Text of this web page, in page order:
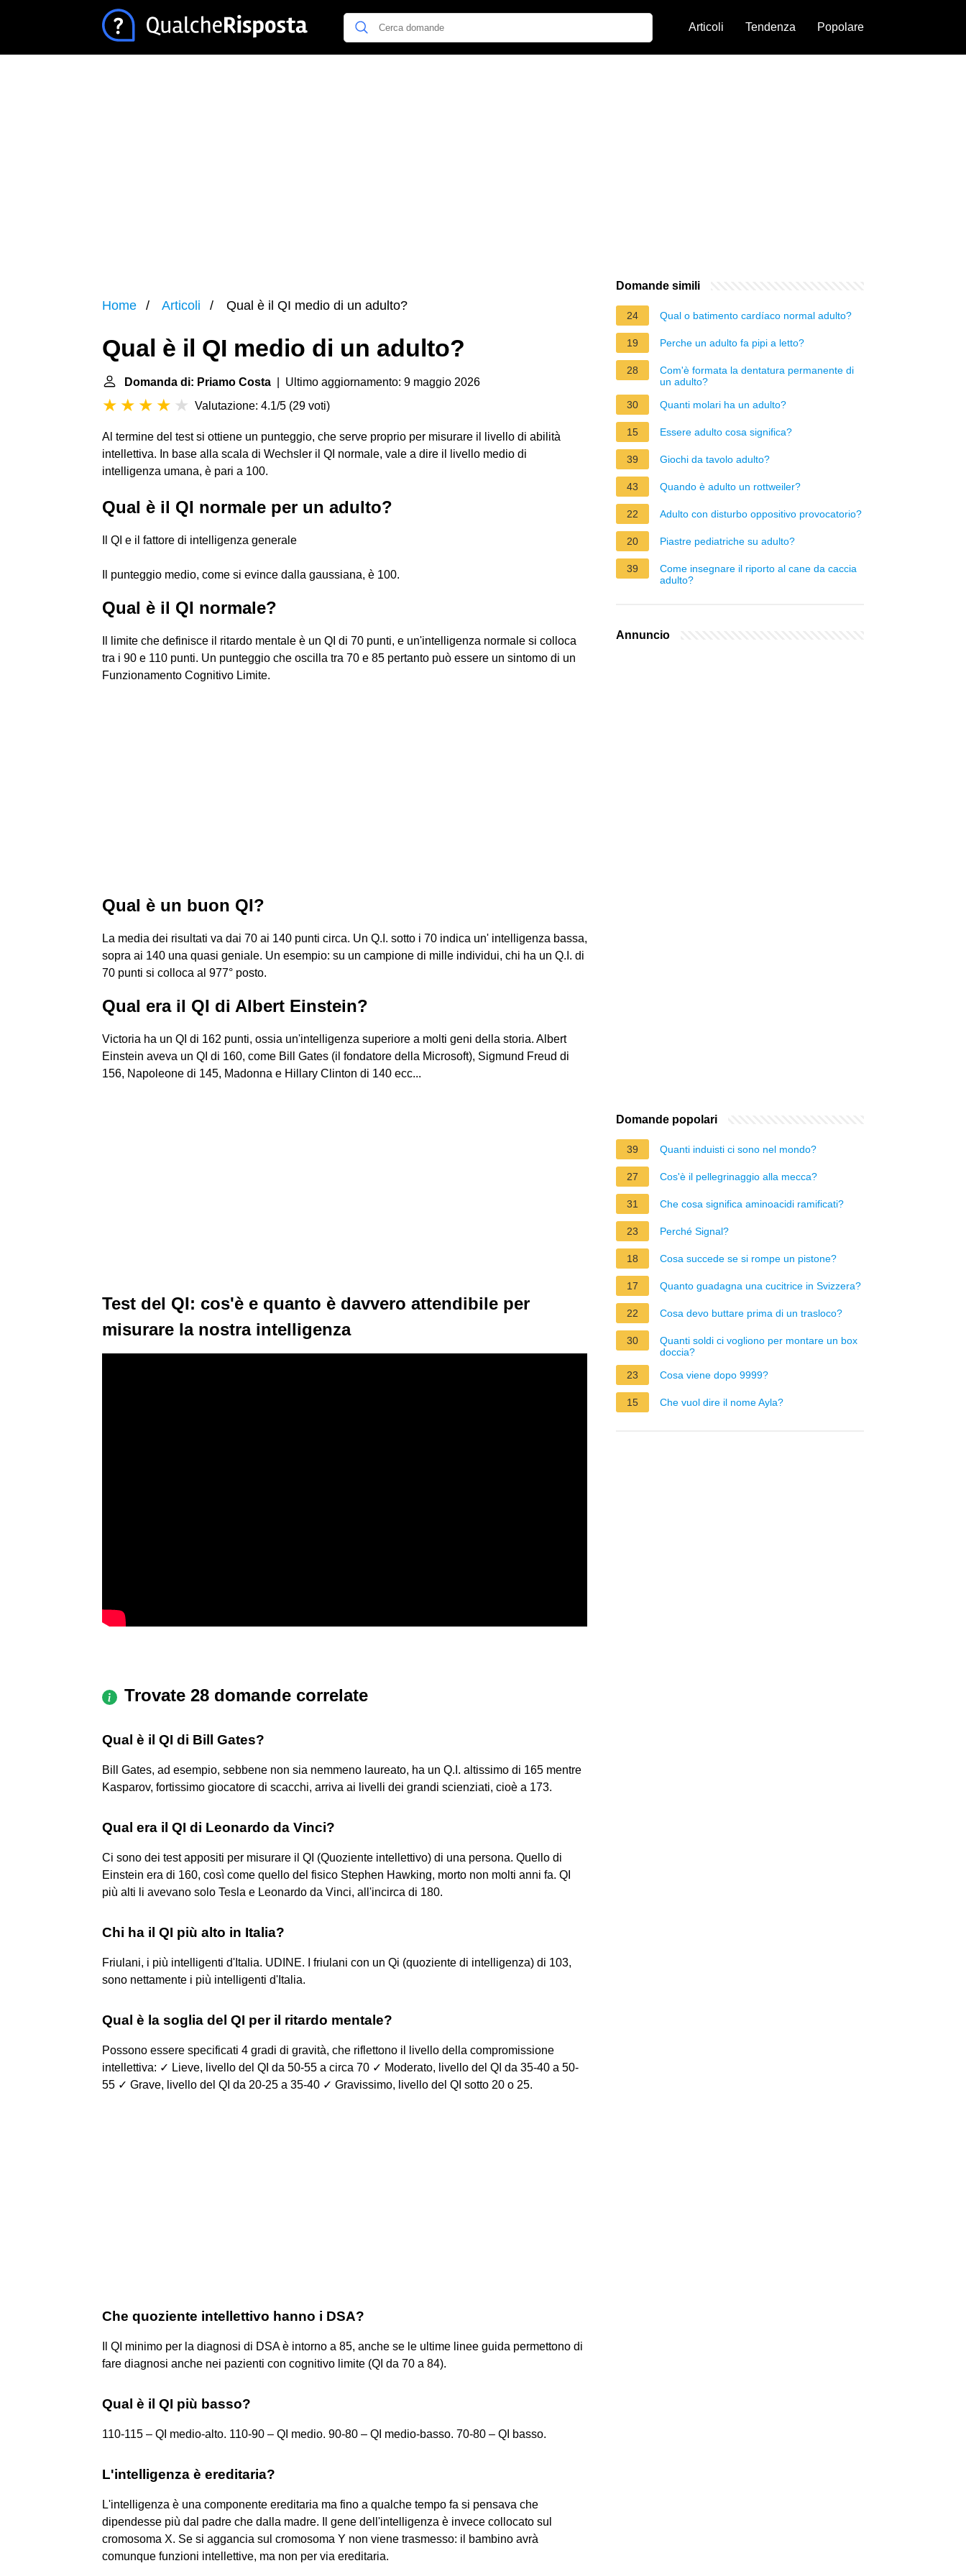
Articoli Tendenza Popolare
Home Articoli Qual è il QI medio di un adulto?
Qual è il QI medio di un adulto?
Domanda di: Priamo Costa | Ultimo aggiornamento: 9 maggio 2026
Valutazione: 4.1/5 (29 voti)
Al termine del test si ottiene un punteggio, che serve proprio per misurare il livello di abilità
intellettiva. In base alla scala di Wechsler il QI normale, vale a dire il livello medio di
intelligenza umana, è pari a 100.
Qual è il QI normale per un adulto?
Il QI e il fattore di intelligenza generale
Il punteggio medio, come si evince dalla gaussiana, è 100.
Qual è il QI normale?
Il limite che definisce il ritardo mentale è un QI di 70 punti, e un'intelligenza normale si colloca
tra i 90 e 110 punti. Un punteggio che oscilla tra 70 e 85 pertanto può essere un sintomo di un
Funzionamento Cognitivo Limite.
Qual è un buon QI?
La media dei risultati va dai 70 ai 140 punti circa. Un Q.I. sotto i 70 indica un' intelligenza bassa,
sopra ai 140 una quasi geniale. Un esempio: su un campione di mille individui, chi ha un Q.I. di
70 punti si colloca al 977° posto.
Qual era il QI di Albert Einstein?
Victoria ha un QI di 162 punti, ossia un'intelligenza superiore a molti geni della storia. Albert
Einstein aveva un QI di 160, come Bill Gates (il fondatore della Microsoft), Sigmund Freud di
156, Napoleone di 145, Madonna e Hillary Clinton di 140 ecc...
Test del QI: cos'è e quanto è davvero attendibile per
misurare la nostra intelligenza
Trovate 28 domande correlate
Qual è il QI di Bill Gates?
Bill Gates, ad esempio, sebbene non sia nemmeno laureato, ha un Q.I. altissimo di 165 mentre
Kasparov, fortissimo giocatore di scacchi, arriva ai livelli dei grandi scienziati, cioè a 173.
Qual era il QI di Leonardo da Vinci?
Ci sono dei test appositi per misurare il QI (Quoziente intellettivo) di una persona. Quello di
Einstein era di 160, così come quello del fisico Stephen Hawking, morto non molti anni fa. QI
più alti li avevano solo Tesla e Leonardo da Vinci, all'incirca di 180.
Chi ha il QI più alto in Italia?
Friulani, i più intelligenti d'Italia. UDINE. I friulani con un Qi (quoziente di intelligenza) di 103,
sono nettamente i più intelligenti d'Italia.
Qual è la soglia del QI per il ritardo mentale?
Possono essere specificati 4 gradi di gravità, che riflettono il livello della compromissione
intellettiva: ✓ Lieve, livello del QI da 50-55 a circa 70 ✓ Moderato, livello del QI da 35-40 a 50-
55 ✓ Grave, livello del QI da 20-25 a 35-40 ✓ Gravissimo, livello del QI sotto 20 o 25.
Che quoziente intellettivo hanno i DSA?
Il QI minimo per la diagnosi di DSA è intorno a 85, anche se le ultime linee guida permettono di
fare diagnosi anche nei pazienti con cognitivo limite (QI da 70 a 84).
Qual è il QI più basso?
110-115 – QI medio-alto. 110-90 – QI medio. 90-80 – QI medio-basso. 70-80 – QI basso.
L'intelligenza è ereditaria?
L'intelligenza è una componente ereditaria ma fino a qualche tempo fa si pensava che
dipendesse più dal padre che dalla madre. Il gene dell'intelligenza è invece collocato sul
cromosoma X. Se si aggancia sul cromosoma Y non viene trasmesso: il bambino avrà
comunque funzioni intellettive, ma non per via ereditaria.
Domande simili
24 Qual o batimento cardíaco normal adulto?
19 Perche un adulto fa pipi a letto?
28
Com'è formata la dentatura permanente di
un adulto?
30
Quanti molari ha un adulto?
15 Essere adulto cosa significa?
39 Giochi da tavolo adulto?
43 Quando è adulto un rottweiler?
22 Adulto con disturbo oppositivo provocatorio?
20 Piastre pediatriche su adulto?
39
Come insegnare il riporto al cane da caccia
adulto?
Annuncio
Domande popolari
39 Quanti induisti ci sono nel mondo?
27 Cos'è il pellegrinaggio alla mecca?
31 Che cosa significa aminoacidi ramificati?
23 Perché Signal?
18 Cosa succede se si rompe un pistone?
17 Quanto guadagna una cucitrice in Svizzera?
22 Cosa devo buttare prima di un trasloco?
30
Quanti soldi ci vogliono per montare un box
doccia?
23
Cosa viene dopo 9999?
15 Che vuol dire il nome Ayla?